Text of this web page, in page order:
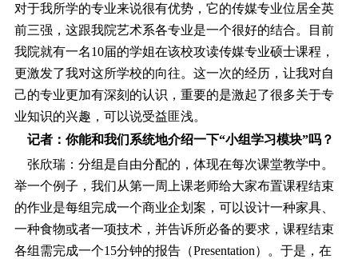
对于我所学的专业来说很有优势，它的传媒专业位居全英
前三强，这跟我院艺术系各专业是一个很好的结合。目前
我院就有一名10届的学姐在该校攻读传媒专业硕士课程，
更激发了我对这所学校的向往。这一次的经历，让我对自
己的专业更加有深刻的认识，重要的是激起了很多关于专
业知识的兴趣，可以说受益匪浅。
记者：你能和我们系统地介绍一下“小组学习模块”吗？
张欣瑞：分组是自由分配的，体现在每次课堂教学中。
举一个例子，我们从第一周上课老师给大家布置课程结束
的作业是每组完成一个商业企划案，可以设计一种家具、
一种食物或者一项技术，并告诉所必备的要求，课程结束
各组需完成一个15分钟的报告（Presentation）。于是，在